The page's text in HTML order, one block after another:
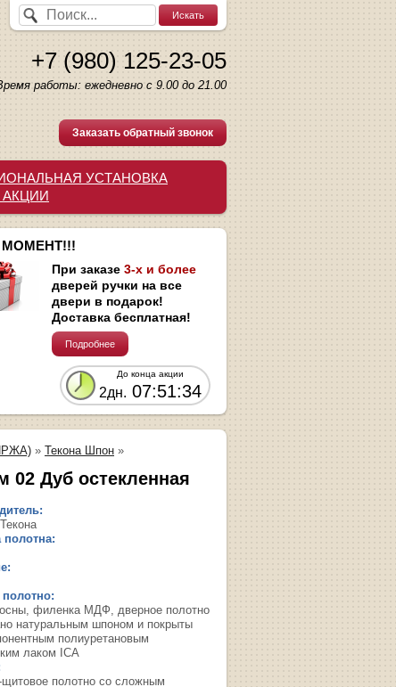
+7 (980) 125-23-05
работы: ежедневно с 9.00 до 21.00
Заказать обратный звонок
УСТАНОВКА
При заказе 3-х и более
дверей ручки на все
двери в подарок!
Доставка бесплатная!
Подробнее
До конца акции
2дн. 07:51:33
» Текона Шпон »
02 Дуб остекленная
филенка МДФ, дверное полотно
натуральным шпоном и покрыты
полиуретановым
лаком ICA
щитовое полотно со сложным